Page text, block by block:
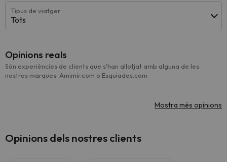
Tipus de viatger
Tots
Opinions reals
Són experiències de clients que s'han allotjat amb alguna de les
nostres marques: Amimir.com o Esquiades.com
Mostra més opinions
Opinions dels nostres clients